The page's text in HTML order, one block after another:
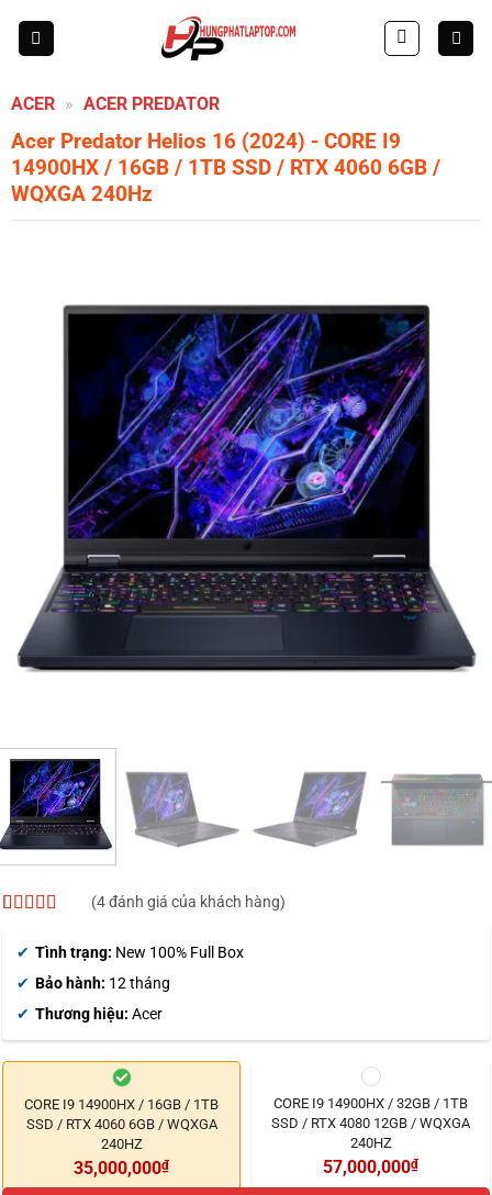
ACER » ACER PREDATOR
Acer Predator Helios 16 (2024) - CORE I9
14900HX / 16GB / 1TB SSD / RTX 4060 6GB /
WQXGA 240Hz
dựa trên
đánh giá
(4đánh giá của khách hàng)
Tình trạng: New 100% Full Box
Bảo hành: 12 tháng
Thương hiệu: Acer
CORE I9 14900HX / 16GB / 1TB
SSD / RTX 4060 6GB / WQXGA
240HZ
35,000,000₫
CORE I9 14900HX / 32GB / 1TB
SSD / RTX 4080 12GB / WQXGA
240HZ
57,000,000₫